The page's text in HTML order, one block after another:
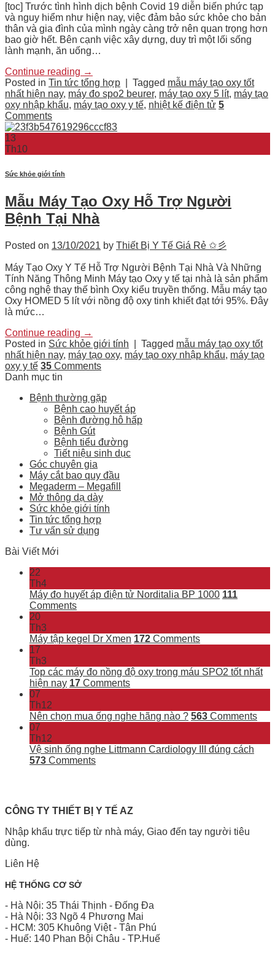
[toc] Trước tình hình dịch bệnh Covid 19 diễn biến phức tạp
và nguy hiểm như hiện nay, việc đảm bảo sức khỏe cho bản
thân và gia đình của mình ngày càng trở nên quan trọng hơn
bao giờ hết. Bên cạnh việc xây dựng, duy trì một lối sống
lành mạnh, ăn uống…
Continue reading →
Posted in Tin tức tổng hợp Tagged mẫu máy tạo oxy tốt
nhất hiện nay, máy đo spo2 beurer, máy tạo oxy 5 lít, máy tạo
oxy nhập khẩu, máy tạo oxy y tế, nhiệt kế điện tử 5
Comments
13
Th10
Sức khỏe giới tính
Mẫu Máy Tạo Oxy Hỗ Trợ Người
Bệnh Tại Nhà
Posted on 13/10/2021 by Thiết Bị Y Tế Giá Rẻ ✩彡
Máy Tạo Oxy Y Tế Hỗ Trợ Người Bệnh Tại Nhà Và Những
Tính Năng Thông Minh Máy tạo Oxy y tế tại nhà là sản phẩm
công nghệ thay thế bình Oxy kiểu truyền thống. Mẫu máy tạo
Oxy HOMED 5 lít với nồng độ oxy tinh khiết đạt tới 95%. Đây
là mức…
Continue reading →
Posted in Sức khỏe giới tính Tagged mẫu máy tạo oxy tốt
nhất hiện nay, máy tạo oxy, máy tạo oxy nhập khẩu, máy tạo
oxy y tế 35 Comments
Danh mục tin
Bệnh thường gặp
Bệnh cao huyết áp
Bệnh đường hô hấp
Bệnh Gút
Bệnh tiểu đường
Tiết niệu sinh dục
Góc chuyên gia
Máy cắt bao quy đầu
Megaderm – Megafill
Mở thông dạ dày
Sức khỏe giới tính
Tin tức tổng hợp
Tư vấn sử dụng
Bài Viết Mới
22
Th4
Máy đo huyết áp điện tử Norditalia BP 1000 111
Comments
20
Th3
Máy tập kegel Dr Xmen 172 Comments
17
Th3
Top các máy đo nồng độ oxy trong máu SPO2 tốt nhất
hiện nay 17 Comments
07
Th12
Nên chọn mua ống nghe hãng nào ? 563 Comments
07
Th12
Vệ sinh ống nghe Littmann Cardiology III đúng cách
573 Comments
CÔNG TY THIẾT BỊ Y TẾ AZ
Nhập khẩu trực tiếp từ nhà máy, Giao đến tay người tiêu
dùng.
Liên Hệ
HỆ THỐNG CƠ SỞ
- Hà Nội: 35 Thái Thịnh - Đống Đa
- Hà Nội: 33 Ngõ 4 Phương Mai
- HCM: 305 Khuông Việt - Tân Phú
- Huế: 140 Phan Bội Châu - TP.Huế